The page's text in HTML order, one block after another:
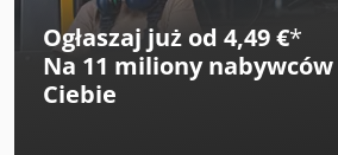
Haas Tm-1P
Haas Tm-2P
Haas Vf-11/50
Ogłaszaj już od 4,49 €*
Na 11 miliony nabywców
Ciebie